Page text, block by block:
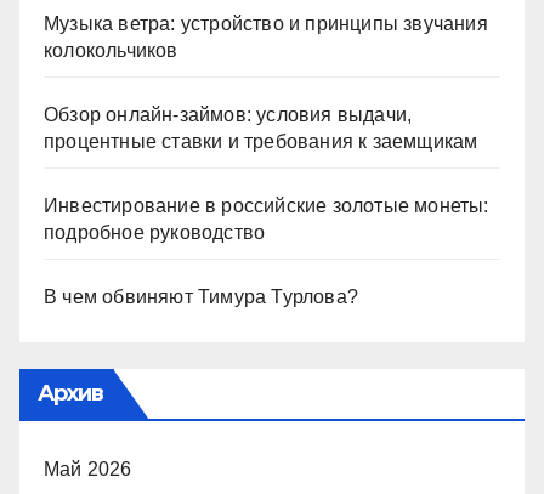
Музыка ветра: устройство и принципы звучания
колокольчиков
Обзор онлайн-займов: условия выдачи,
процентные ставки и требования к заемщикам
Инвестирование в российские золотые монеты:
подробное руководство
В чем обвиняют Тимура Турлова?
Архив
Май 2026